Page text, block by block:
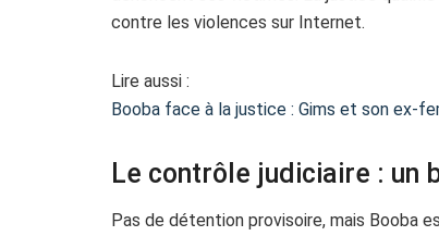
contre les violences sur Internet.
Lire aussi :
Booba face à la justice : Gims et son ex-
Le contrôle judiciaire : un
Pas de détention provisoire, mais Booba